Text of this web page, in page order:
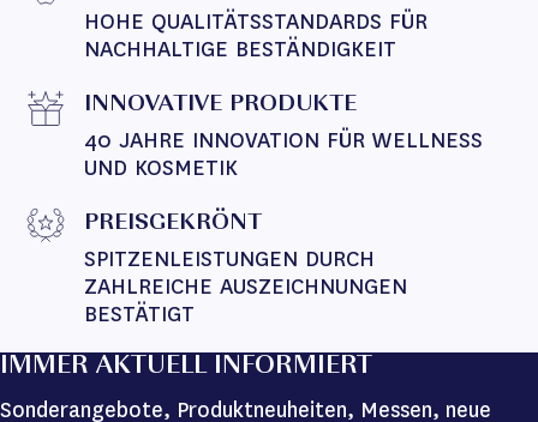
HOHE QUALITÄTSSTANDARDS FÜR
NACHHALTIGE BESTÄNDIGKEIT
INNOVATIVE PRODUKTE
40 JAHRE INNOVATION FÜR WELLNESS
UND KOSMETIK
PREISGEKRÖNT
SPITZENLEISTUNGEN DURCH
ZAHLREICHE AUSZEICHNUNGEN
BESTÄTIGT
IMMER AKTUELL INFORMIERT
Sonderangebote, Produktneuheiten, Messen, neue